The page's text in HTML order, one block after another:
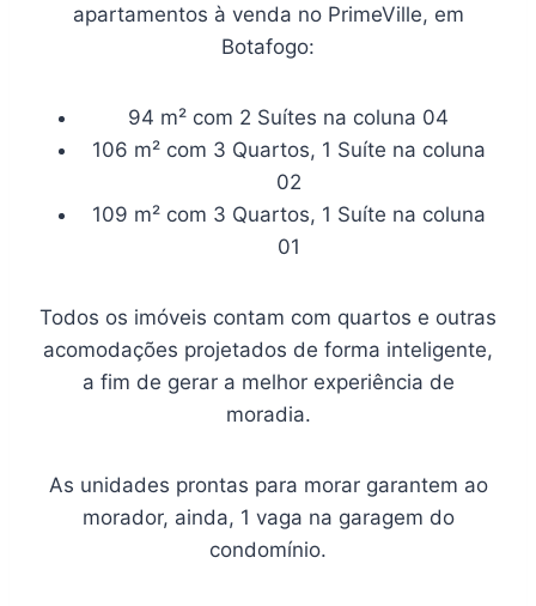
apartamentos à venda no PrimeVille, em
Botafogo:
94 m² com 2 Suítes na coluna 04
106 m² com 3 Quartos, 1 Suíte na coluna
02
109 m² com 3 Quartos, 1 Suíte na coluna
01
Todos os imóveis contam com quartos e outras
acomodações projetados de forma inteligente,
a fim de gerar a melhor experiência de
moradia.
As unidades prontas para morar garantem ao
morador, ainda, 1 vaga na garagem do
condomínio.